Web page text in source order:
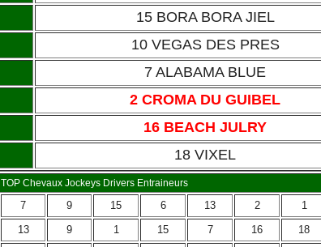
15 BORA BORA JIEL
10 VEGAS DES PRES
7 ALABAMA BLUE
2 CROMA DU GUIBEL
16 BEACH JULRY
18 VIXEL
TOP Chevaux Jockeys Drivers Entraineurs
7 9 15 6 13 2 1
13 9 1 15 7 16 18